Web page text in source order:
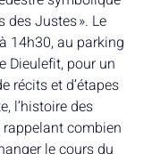
des Justes ». Le
14h30, au parking
Dieulefit, pour un
récits et d’étapes
l’histoire des
combien
le cours du